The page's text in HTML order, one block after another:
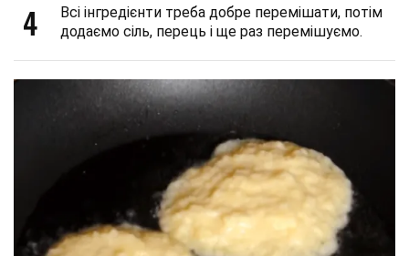
4
Всі інгредієнти треба добре перемішати, потім
додаємо сіль, перець і ще раз перемішуємо.